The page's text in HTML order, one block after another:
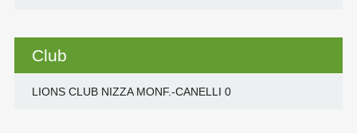
Club
LIONS CLUB NIZZA MONF.-CANELLI 0